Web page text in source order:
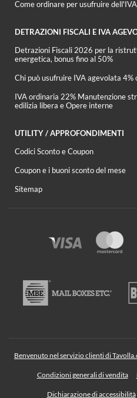
Come ordinare per usufruire
DETRAZIONI FISCALI E IVA
Detrazioni Fiscali 2026 per la
energetica, bonus fino al 50%
Chi può usufruire IVA agevolata
IVA ordinaria 22% Manutenzione
edilizia libera e Opere interne
UTILITY / APPROFONDIMENTI
Codici Sconto e Coupon
Coupon e i buoni sconto del mese
Sitemap
Benvenuto nel servizio clienti di
Condizioni generali di vendita
Dichiarazione di accessibilità